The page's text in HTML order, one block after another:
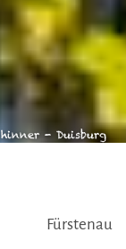
- Duisburg
Fürstenau